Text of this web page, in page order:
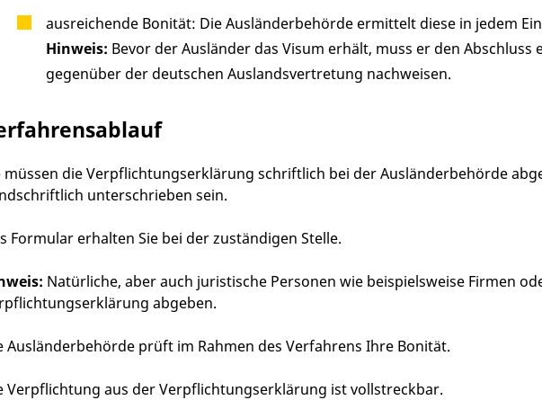
ausreichende Bonität: Die Ausländerbehörde ermittelt diese in jedem
Hinweis: Bevor der Ausländer das Visum erhält, muss er den
gegenüber der deutschen Auslandsvertretung nachweisen.
müssen die Verpflichtungserklärung schriftlich bei der Ausländerbehörde
unterschrieben sein.
Formular erhalten Sie bei der zuständigen Stelle.
Natürliche, aber auch juristische Personen wie beispielsweise Firmen
abgeben.
Ausländerbehörde prüft im Rahmen des Verfahrens Ihre Bonität.
Verpflichtung aus der Verpflichtungserklärung ist vollstreckbar.